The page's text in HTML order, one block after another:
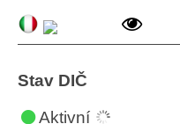
Stav DIČ
Aktivní